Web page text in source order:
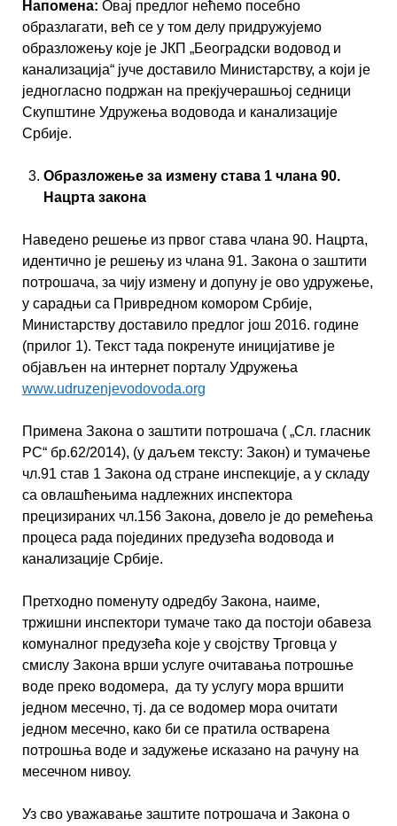
Напомена: Овај предлог нећемо посебно
образлагати, већ се у том делу придружујемо
образложењу које је ЈКП „Београдски водовод и
канализација“ јуче доставило Министарству, а који је
једногласно подржан на прекјучерашњој седници
Скупштине Удружења водовода и канализације
Србије.
Образложење за измену става 1 члана 90.
Нацрта закона
Наведено решење из првог става члана 90. Нацрта,
идентично је решењу из члана 91. Закона о заштити
потрошача, за чију измену и допуну је ово удружење,
у сарадњи са Привредном комором Србије,
Министарству доставило предлог још 2016. године
(прилог 1). Текст тада покренуте иницијативе је
објављен на интернет порталу Удружења
www.udruzenjevodovoda.org
Примена Закона о заштити потрошача ( „Сл. гласник
РС“ бр.62/2014), (у даљем тексту: Закон) и тумачење
чл.91 став 1 Закона од стране инспекције, а у складу
са овлашћењима надлежних инспектора
прецизираних чл.156 Закона, довело је до ремећења
процеса рада појединих предузећа водовода и
канализације Србије.
Претходно поменуту одредбу Закона, наиме,
тржишни инспектори тумаче тако да постоји обавеза
комуналног предузећа које у својству Трговца у
смислу Закона врши услуге очитавања потрошње
воде преко водомера, да ту услугу мора вршити
једном месечно, тј. да се водомер мора очитати
једном месечно, како би се пратила остварена
потрошња воде и задужење исказано на рачуну на
месечном нивоу.
Уз сво уважавање заштите потрошача и Закона о